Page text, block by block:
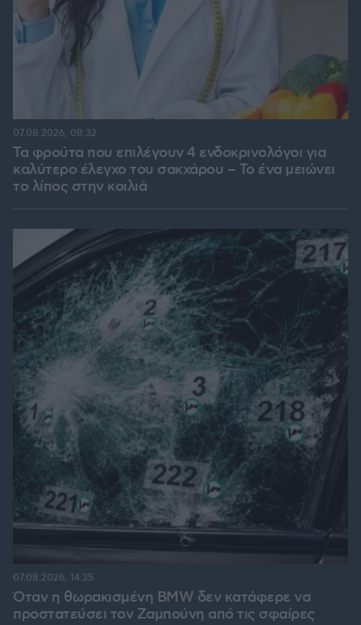
Τα φρούτα που επιλέγουν 4 ενδοκρινολόγοι για
καλύτερο έλεγχο του σακχάρου – Το ένα μειώνει
το λίπος στην κοιλιά
07.08.2026, 08:32
Όταν η θωρακισμένη BMW δεν κατάφερε να
προστατεύσει τον Ζαμπούνη από τις σφαίρες
07.08.2026, 14:35